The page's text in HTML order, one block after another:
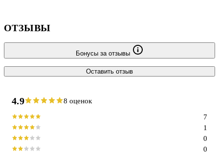
ОТЗЫВЫ
Бонусы за отзывы
Оставить отзыв
4.9 8 оценок
0
0
1
7